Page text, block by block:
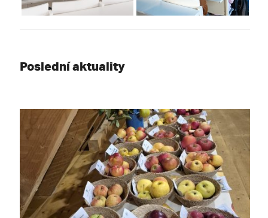
Poslední aktuality